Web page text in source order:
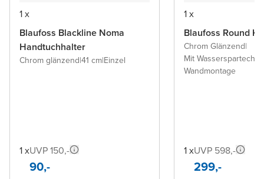
1 x
Blaufoss Blackline Noma
Handtuchhalter
Chrom glänzend|41 cm|Einzel
1 xUVP 150,-
90,-
1 x
Blaufoss Round
Chrom Glänzend|
Mit
Wandmontage
1 xUVP 598,-
299,-